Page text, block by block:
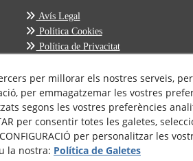
Avís Legal
Política Cookies
Política de Privacitat
©
per millorar els nostres serveis,
per emmagatzemar les vostres
segons les vostres preferències
per consentir totes les galetes,
per personalitzar les
la nostra: Política de Galetes